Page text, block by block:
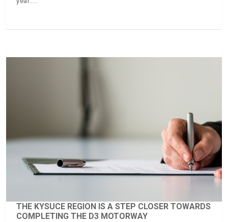
THE KYSUCE REGION IS A STEP CLOSER TOWARDS
COMPLETING THE D3 MOTORWAY